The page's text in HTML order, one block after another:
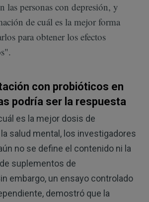
las personas con depresión, y
de cuál es la mejor forma
para obtener los efectos
con probióticos en
podría ser la respuesta
es la mejor dosis de
salud mental, los investigadores
no se define el contenido ni la
suplementos de
embargo, un ensayo controlado
demostró que la